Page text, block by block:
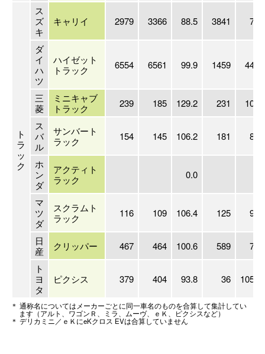
ト
ラ
ッ
ク
ス
ズ
キ
キャリイ 2979 3366 88.5 3841
ダ
イ
ハ
ツ
ハイゼット
トラック
6554 6561 99.9 1459
三
菱
ミニキャブ
トラック
239 185 129.2 231
ス
バ
ル
サンバート
ラック
154 145 106.2 181
ホ
ン
ダ
アクティト
ラック
0.0
マ
ツ
ダ
スクラムト
ラック
116 109 106.4 125
日
産
クリッパー 467 464 100.6 589
ト
ヨ
タ
ピクシス 379 404 93.8 36
＊ 通称名についてはメーカーごとに同一車名のものを合算して集計してい
ます（アルト、ワゴンＲ、ミラ、ムーヴ、ｅＫ、ピクシスなど）
＊ デリカミニ／ｅＫにeKクロス EVは合算していません